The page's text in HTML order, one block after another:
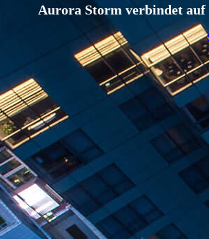
Aurora Storm verbindet auf